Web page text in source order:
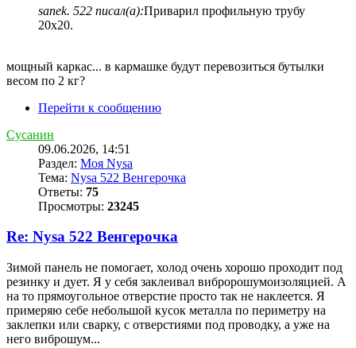
sanek. 522 писал(а):Приварил профильную трубу
20х20.
мощный каркас... в кармашке будут перевозиться бутылки
весом по 2 кг?
Перейти к сообщению
Сусанин
09.06.2026, 14:51
Раздел: Моя Nysa
Тема: Nysa 522 Венгерочка
Ответы: 75
Просмотры: 23245
Re: Nysa 522 Венгерочка
Зимой панель не помогает, холод очень хорошо проходит под
резинку и дует. Я у себя заклеивал вибророшумоизоляцией. А
на то прямоугольное отверстие просто так не наклеется. Я
примеряю себе небольшой кусок металла по периметру на
заклепки или сварку, с отверстиями под проводку, а уже на
него виброшум...